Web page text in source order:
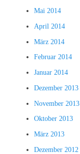
Mai 2014
April 2014
März 2014
Februar 2014
Januar 2014
Dezember 2013
November 2013
Oktober 2013
März 2013
Dezember 2012